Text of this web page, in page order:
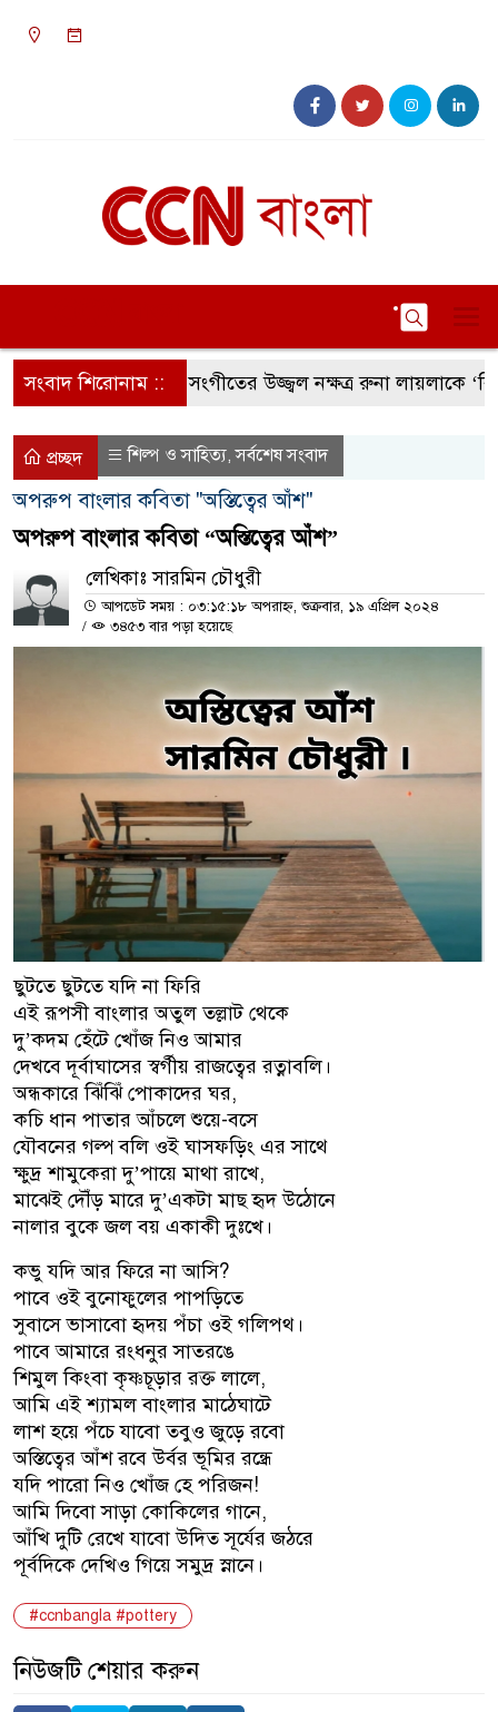
সংবাদ শিরোনাম ::সংগীতের উজ্জ্বল নক্ষত্র রুনা লায়লাকে ‘বিশেষ
প্রচ্ছদ শিল্প ও সাহিত্য,সর্বশেষ সংবাদ
অপরুপ বাংলার কবিতা "অস্তিত্বের আঁশ"
অপরুপ বাংলার কবিতা “অস্তিত্বের আঁশ”
লেখিকাঃ সারমিন চৌধুরী
আপডেট সময় : ০৩:১৫:১৮ অপরাহ্ন, শুক্রবার, ১৯ এপ্রিল ২০২৪
/
৩৪৫৩ বার পড়া হয়েছে
ছুটতে ছুটতে যদি না ফিরি
এই রূপসী বাংলার অতুল তল্লাট থেকে
দু’কদম হেঁটে খোঁজ নিও আমার
দেখবে দূর্বাঘাসের স্বর্গীয় রাজত্বের রত্নাবলি।
অন্ধকারে ঝিঁঝিঁ পোকাদের ঘর,
কচি ধান পাতার আঁচলে শুয়ে-বসে
যৌবনের গল্প বলি ওই ঘাসফড়িং এর সাথে
ক্ষুদ্র শামুকেরা দু’পায়ে মাথা রাখে,
মাঝেই দৌঁড় মারে দু’একটা মাছ হৃদ উঠোনে
নালার বুকে জল বয় একাকী দুঃখে।
কভু যদি আর ফিরে না আসি?
পাবে ওই বুনোফুলের পাপড়িতে
সুবাসে ভাসাবো হৃদয় পঁচা ওই গলিপথ।
পাবে আমারে রংধনুর সাতরঙে
শিমুল কিংবা কৃষ্ণচূড়ার রক্ত লালে,
আমি এই শ্যামল বাংলার মাঠেঘাটে
লাশ হয়ে পঁচে যাবো তবুও জুড়ে রবো
অস্তিত্বের আঁশ রবে উর্বর ভূমির রন্ধ্রে
যদি পারো নিও খোঁজ হে পরিজন!
আমি দিবো সাড়া কোকিলের গানে,
আঁখি দুটি রেখে যাবো উদিত সূর্যের জঠরে
পূর্বদিকে দেখিও গিয়ে সমুদ্র স্নানে।
#ccnbangla #pottery
নিউজটি শেয়ার করুন